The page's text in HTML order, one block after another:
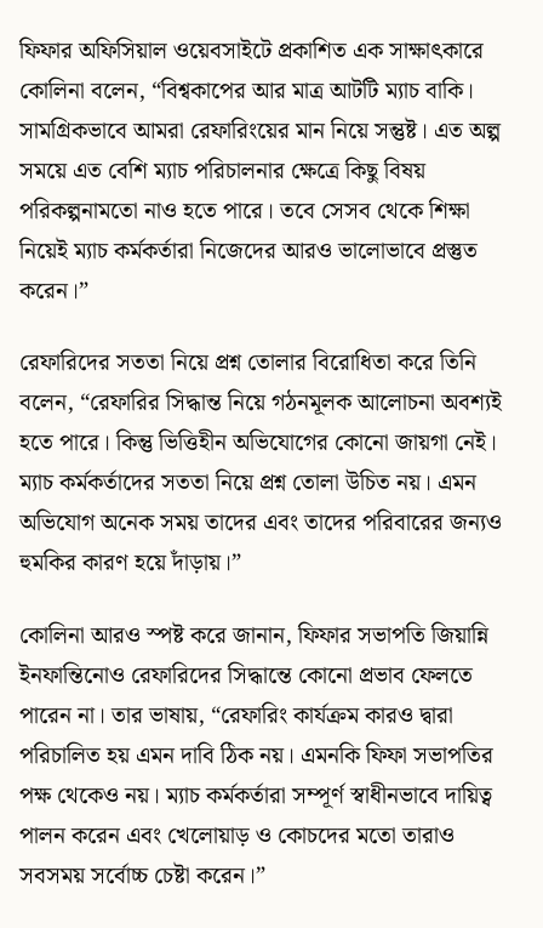
ফিফার অফিসিয়াল ওয়েবসাইটে প্রকাশিত এক সাক্ষাৎকারে
কোলিনা বলেন, “বিশ্বকাপের আর মাত্র আটটি ম্যাচ বাকি।
সামগ্রিকভাবে আমরা রেফারিংয়ের মান নিয়ে সন্তুষ্ট। এত অল্প
সময়ে এত বেশি ম্যাচ পরিচালনার ক্ষেত্রে কিছু বিষয়
পরিকল্পনামতো নাও হতে পারে। তবে সেসব থেকে শিক্ষা
নিয়েই ম্যাচ কর্মকর্তারা নিজেদের আরও ভালোভাবে প্রস্তুত
করেন।”
রেফারিদের সততা নিয়ে প্রশ্ন তোলার বিরোধিতা করে তিনি
বলেন, “রেফারির সিদ্ধান্ত নিয়ে গঠনমূলক আলোচনা অবশ্যই
হতে পারে। কিন্তু ভিত্তিহীন অভিযোগের কোনো জায়গা নেই।
ম্যাচ কর্মকর্তাদের সততা নিয়ে প্রশ্ন তোলা উচিত নয়। এমন
অভিযোগ অনেক সময় তাদের এবং তাদের পরিবারের জন্যও
হুমকির কারণ হয়ে দাঁড়ায়।”
কোলিনা আরও স্পষ্ট করে জানান, ফিফার সভাপতি জিয়ান্নি
ইনফান্তিনোও রেফারিদের সিদ্ধান্তে কোনো প্রভাব ফেলতে
পারেন না। তার ভাষায়, “রেফারিং কার্যক্রম কারও দ্বারা
পরিচালিত হয় এমন দাবি ঠিক নয়। এমনকি ফিফা সভাপতির
পক্ষ থেকেও নয়। ম্যাচ কর্মকর্তারা সম্পূর্ণ স্বাধীনভাবে দায়িত্ব
পালন করেন এবং খেলোয়াড় ও কোচদের মতো তারাও
সবসময় সর্বোচ্চ চেষ্টা করেন।”